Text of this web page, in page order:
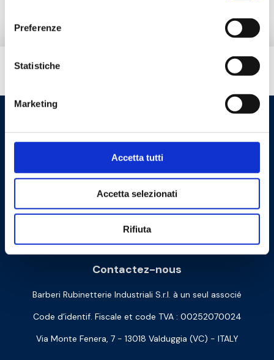
Preferenze
Statistiche
Marketing
Accetta tutti
Accetta selezionati
Rifiuta
Cookie Policy Privacy Policy
Contactez-nous
Barberi Rubinetterie Industriali S.r.l. à un seul associé
Code d’identif. Fiscale et code TVA : 00252070024
Via Monte Fenera, 7 - 13018 Valduggia (VC) - ITALY